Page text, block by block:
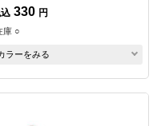
330 円
庫 ○
ラーをみる